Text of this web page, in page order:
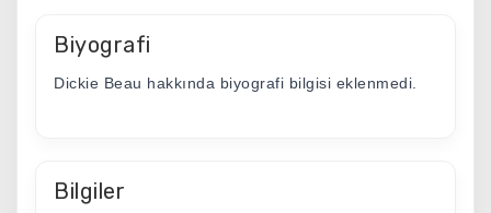
Biyografi
Dickie Beau hakkında biyografi bilgisi eklenmedi.
Bilgiler